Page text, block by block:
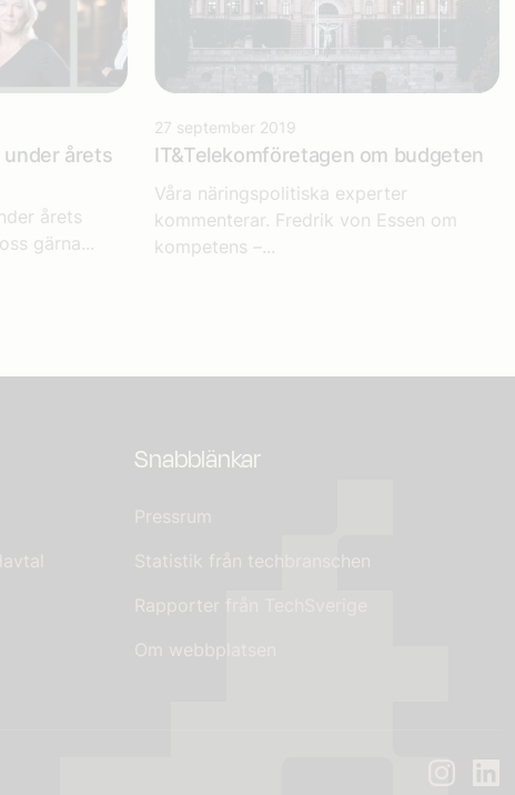
under årets
årets
gärna...
27 september 2019
IT&Telekomföretagen om budgeten
Våra näringspolitiska experter
kommenterar. Fredrik von Essen om
kompetens –...
Snabblänkar
Pressrum
Statistik från techbranschen
Rapporter från TechSverige
Om webbplatsen